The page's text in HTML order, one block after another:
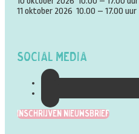
11 oktober 2026 10.00 – 17.00 uur
Social Media
Inschrijven Nieuwsbrief